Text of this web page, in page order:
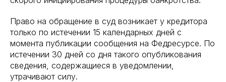
Право на обращение в суд возникает у кредитора
только по истечении 15 календарных дней с
момента публикации сообщения на Федресурсе. По
истечении 30 дней со дня такого опубликования
сведения, содержащиеся в уведомлении,
утрачивают силу.